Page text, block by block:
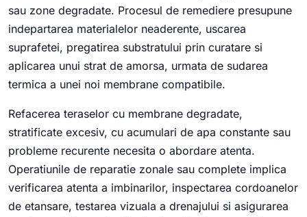
sau zone degradate. Procesul de remediere presupune
indepartarea materialelor neaderente, uscarea
suprafetei, pregatirea substratului prin curatare si
aplicarea unui strat de amorsa, urmata de sudarea
termica a unei noi membrane compatibile.
Refacerea teraselor cu membrane degradate,
stratificate excesiv, cu acumulari de apa constante sau
probleme recurente necesita o abordare atenta.
Operatiunile de reparatie zonale sau complete implica
verificarea atenta a imbinarilor, inspectarea cordoanelor
de etansare, testarea vizuala a drenajului si asigurarea